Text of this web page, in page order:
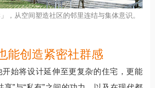
」，从空间塑造社区的邻里连结与集体意识。
能创造紧密社群感
始将设计延伸至更复杂的住宅，更能